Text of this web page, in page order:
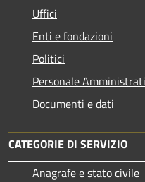
Uffici
Enti e fondazioni
Politici
Personale
Documenti e dati
CATEGORIE DI SERVIZIO
Anagrafe e stato civile